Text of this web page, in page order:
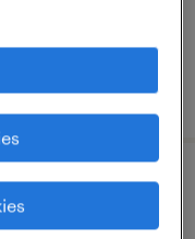
部品加工、検